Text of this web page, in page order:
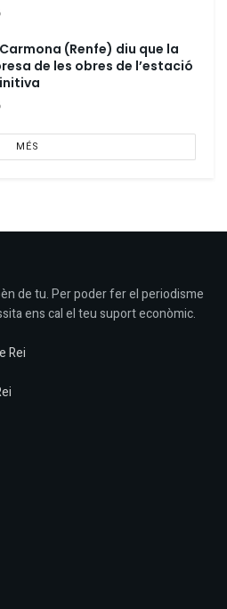
(Renfe) diu que la
de les obres de l’estació
MÉS
de tu. Per poder fer el periodisme
ens cal el teu suport econòmic.
Rei